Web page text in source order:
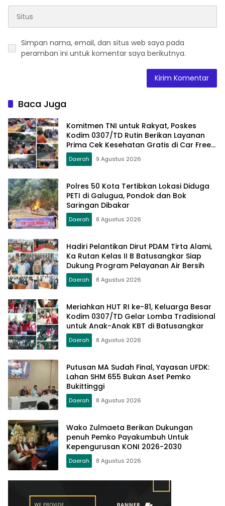
Simpan nama, email, dan situs web saya pada
peramban ini untuk komentar saya berikutnya.
Baca Juga
Komitmen TNI untuk Rakyat, Poskes
Kodim 0307/TD Rutin Berikan Layanan
Prima Cek Kesehatan Gratis di Car Free
Day Setiap Minggu
Daerah 9 Agustus 2026
Polres 50 Kota Tertibkan Lokasi Diduga
PETI di Galugua, Pondok dan Bok
Saringan Dibakar
Daerah 8 Agustus 2026
Hadiri Pelantikan Dirut PDAM Tirta Alami,
Ka Rutan Kelas II B Batusangkar Siap
Dukung Program Pelayanan Air Bersih
Daerah 8 Agustus 2026
Meriahkan HUT RI ke-81, Keluarga Besar
Kodim 0307/TD Gelar Lomba Tradisional
untuk Anak-Anak KBT di Batusangkar
Daerah 8 Agustus 2026
Putusan MA Sudah Final, Yayasan UFDK:
Lahan SHM 655 Bukan Aset Pemko
Bukittinggi
Daerah 8 Agustus 2026
Wako Zulmaeta Berikan Dukungan
penuh Pemko Payakumbuh Untuk
Kepengurusan KONI 2026-2030
Daerah 8 Agustus 2026